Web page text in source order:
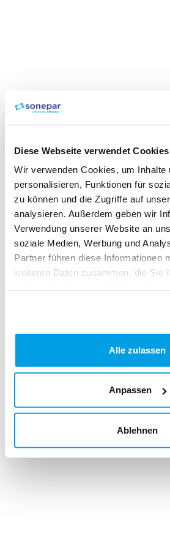
Diese Webseite verwendet Cookies
Wir verwenden Cookies, um Inhalte
personalisieren, Funktionen für
zu können und die Zugriffe auf
analysieren. Außerdem geben wir
Verwendung unserer Website an
soziale Medien, Werbung und
Partner führen diese Informationen
weiteren Daten zusammen, die Sie
Alle zulassen
Anpassen
Ablehnen